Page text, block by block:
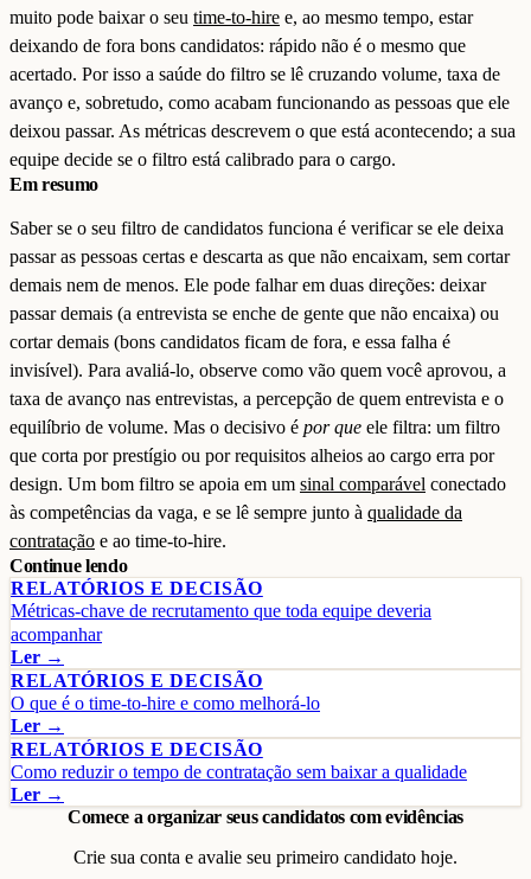
muito pode baixar o seu time-to-hire e, ao mesmo tempo, estar
deixando de fora bons candidatos: rápido não é o mesmo que
acertado. Por isso a saúde do filtro se lê cruzando volume, taxa de
avanço e, sobretudo, como acabam funcionando as pessoas que ele
deixou passar. As métricas descrevem o que está acontecendo; a sua
equipe decide se o filtro está calibrado para o cargo.
Em resumo
Saber se o seu filtro de candidatos funciona é verificar se ele deixa
passar as pessoas certas e descarta as que não encaixam, sem cortar
demais nem de menos. Ele pode falhar em duas direções: deixar
passar demais (a entrevista se enche de gente que não encaixa) ou
cortar demais (bons candidatos ficam de fora, e essa falha é
invisível). Para avaliá-lo, observe como vão quem você aprovou, a
taxa de avanço nas entrevistas, a percepção de quem entrevista e o
equilíbrio de volume. Mas o decisivo é por que ele filtra: um filtro
que corta por prestígio ou por requisitos alheios ao cargo erra por
design. Um bom filtro se apoia em um sinal comparável conectado
às competências da vaga, e se lê sempre junto à qualidade da
contratação e ao time-to-hire.
Continue lendo
RELATÓRIOS E DECISÃO
Métricas-chave de recrutamento que toda equipe deveria
acompanhar
Ler →
RELATÓRIOS E DECISÃO
O que é o time-to-hire e como melhorá-lo
Ler →
RELATÓRIOS E DECISÃO
Como reduzir o tempo de contratação sem baixar a qualidade
Ler →
Comece a organizar seus candidatos com evidências
Crie sua conta e avalie seu primeiro candidato hoje.